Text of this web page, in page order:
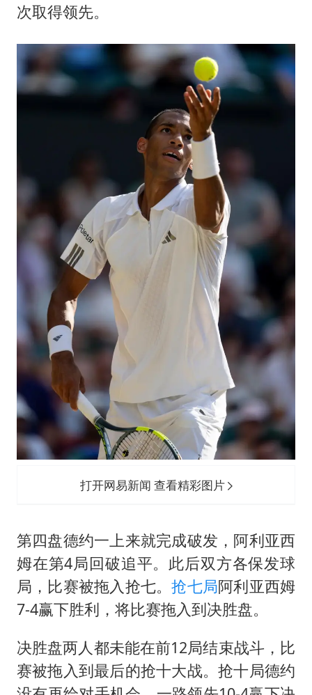
次取得领先。
打开网易新闻 查看精彩图片
第四盘德约一上来就完成破发，阿利亚西
姆在第4局回破追平。此后双方各保发球
局，比赛被拖入抢七。抢七局阿利亚西姆
7-4赢下胜利，将比赛拖入到决胜盘。
决胜盘两人都未能在前12局结束战斗，比
赛被拖入到最后的抢十大战。抢十局德约